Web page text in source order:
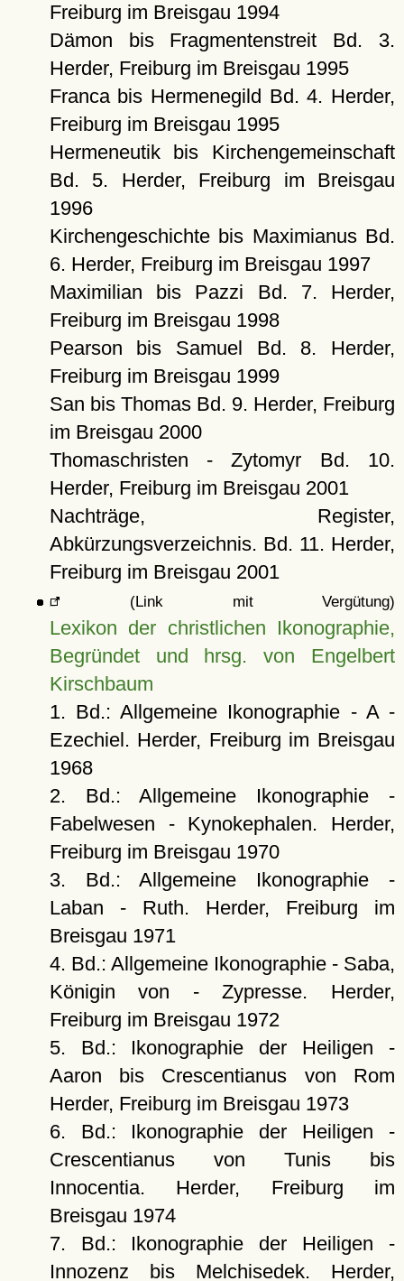
Freiburg im Breisgau 1994
Dämon bis Fragmentenstreit Bd. 3.
Herder, Freiburg im Breisgau 1995
Franca bis Hermenegild Bd. 4. Herder,
Freiburg im Breisgau 1995
Hermeneutik bis Kirchengemeinschaft
Bd. 5. Herder, Freiburg im Breisgau
1996
Kirchengeschichte bis Maximianus Bd.
6. Herder, Freiburg im Breisgau 1997
Maximilian bis Pazzi Bd. 7. Herder,
Freiburg im Breisgau 1998
Pearson bis Samuel Bd. 8. Herder,
Freiburg im Breisgau 1999
San bis Thomas Bd. 9. Herder, Freiburg
im Breisgau 2000
Thomaschristen - Zytomyr Bd. 10.
Herder, Freiburg im Breisgau 2001
Nachträge, Register,
Abkürzungsverzeichnis. Bd. 11. Herder,
Freiburg im Breisgau 2001
(Link mit Vergütung)
Lexikon der christlichen Ikonographie,
Begründet und hrsg. von Engelbert
Kirschbaum
1. Bd.: Allgemeine Ikonographie - A -
Ezechiel. Herder, Freiburg im Breisgau
1968
2. Bd.: Allgemeine Ikonographie -
Fabelwesen - Kynokephalen. Herder,
Freiburg im Breisgau 1970
3. Bd.: Allgemeine Ikonographie -
Laban - Ruth. Herder, Freiburg im
Breisgau 1971
4. Bd.: Allgemeine Ikonographie - Saba,
Königin von - Zypresse. Herder,
Freiburg im Breisgau 1972
5. Bd.: Ikonographie der Heiligen -
Aaron bis Crescentianus von Rom
Herder, Freiburg im Breisgau 1973
6. Bd.: Ikonographie der Heiligen -
Crescentianus von Tunis bis
Innocentia. Herder, Freiburg im
Breisgau 1974
7. Bd.: Ikonographie der Heiligen -
Innozenz bis Melchisedek. Herder,